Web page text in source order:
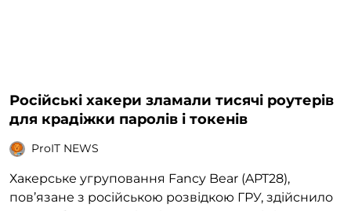
Російські хакери зламали тисячі роутерів
для крадіжки паролів і токенів
ProIT NEWS
Хакерське угруповання Fancy Bear (APT28),
пов’язане з російською розвідкою ГРУ, здійснило